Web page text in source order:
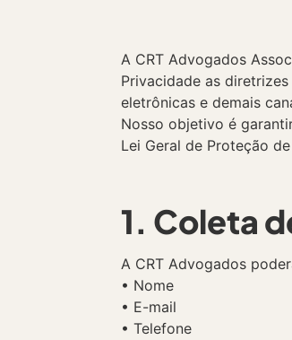
A CRT Advogados
Privacidade as
eletrônicas e demais
Nosso objetivo é
Lei Geral de Proteção
1. Coleta
A CRT Advogados
• Nome
• E-mail
• Telefone